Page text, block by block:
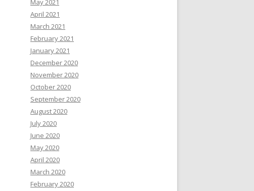
May 2021
April 2021
March 2021
February 2021
January 2021
December 2020
November 2020
October 2020
September 2020
August 2020
July 2020
June 2020
May 2020
April 2020
March 2020
February 2020